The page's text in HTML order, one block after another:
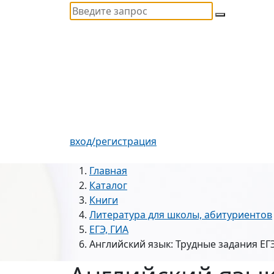
вход/регистрация
Главная
Каталог
Книги
Литература для школы, абитуриентов
ЕГЭ, ГИА
Английский язык: Трудные задания